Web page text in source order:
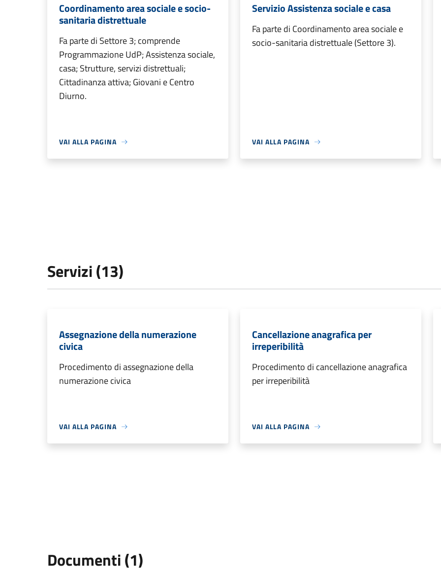
Coordinamento area sociale e socio-
sanitaria distrettuale
Fa parte di Settore 3; comprende
Programmazione UdP; Assistenza sociale,
casa; Strutture, servizi distrettuali;
Cittadinanza attiva; Giovani e Centro
Diurno.
VAI ALLA PAGINA
Servizio Assistenza sociale e casa
Fa parte di Coordinamento area sociale e
socio-sanitaria distrettuale (Settore 3).
VAI ALLA PAGINA
Servizi (13)
Assegnazione della numerazione
civica
Procedimento di assegnazione della
numerazione civica
VAI ALLA PAGINA
Cancellazione anagrafica per
irreperibilità
Procedimento di cancellazione anagrafica
per irreperibilità
VAI ALLA PAGINA
Documenti (1)